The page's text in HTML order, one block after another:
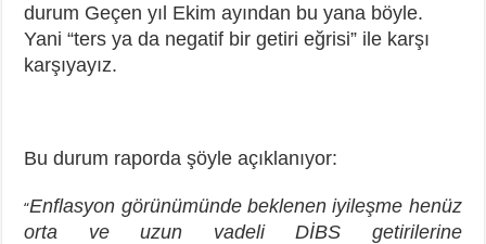
durum Geçen yıl Ekim ayından bu yana böyle.
Yani “ters ya da negatif bir getiri eğrisi” ile karşı
karşıyayız.
Bu durum raporda şöyle açıklanıyor:
“Enflasyon görünümünde beklenen iyileşme henüz
orta ve uzun vadeli DİBS getirilerine